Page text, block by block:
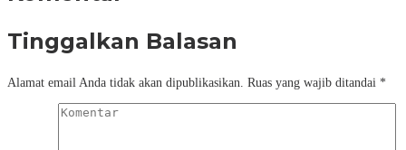
Tinggalkan Balasan
Alamat email Anda tidak akan dipublikasikan. Ruas yang wajib ditandai *